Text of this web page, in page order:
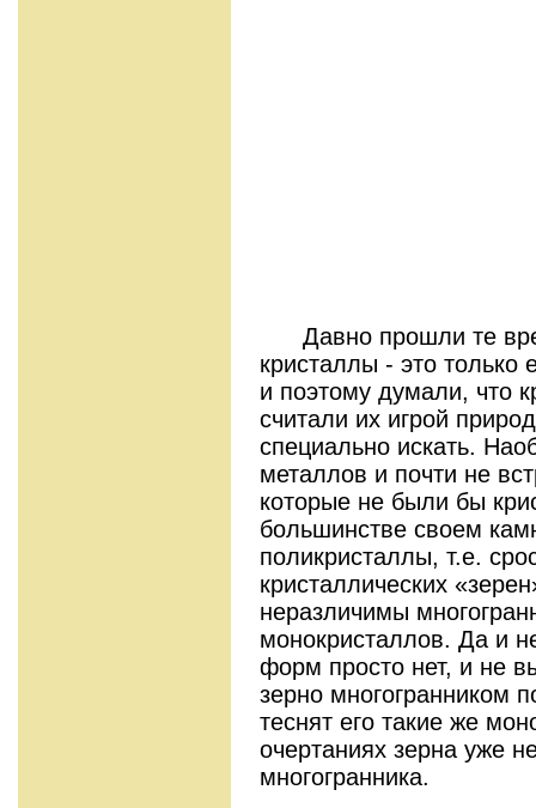
Давно прошли те
кристаллы - это только
и поэтому думали, что
считали их игрой
специально искать.
металлов и почти не
которые не были бы
большинстве своем
поликристаллы, т.е.
кристаллических
неразличимы
монокристаллов. Да и
форм просто нет, и не
зерно многогранником
теснят его такие же
очертаниях зерна уже
многогранника.